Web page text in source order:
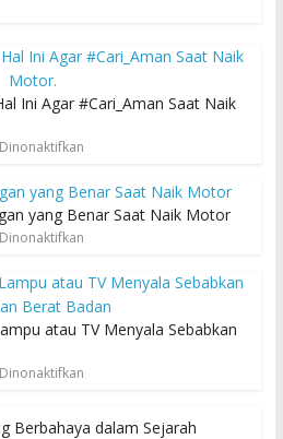
Ini Agar #Cari_Aman Saat Naik
yang Benar Saat Naik Motor
atau TV Menyala Sebabkan
Berbahaya dalam Sejarah